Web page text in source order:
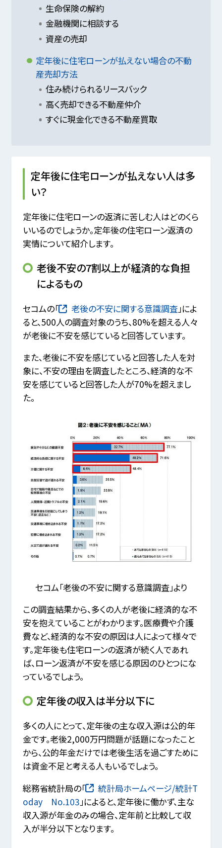
生命保険の解約
金融機関に相談する
資産の売却
定年後に住宅ローンが払えない場合の不動
産売却方法
住み続けられるリースバック
高く売却できる不動産仲介
すぐに現金化できる不動産買取
定年後に住宅ローンが払えない人は多
い？
定年後に住宅ローンの返済に苦しむ人はどのくら
いいるのでしょうか。定年後の住宅ローン返済の
実情について紹介します。
老後不安の7割以上が経済的な負担
によるもの
セコムの「 老後の不安に関する意識調査」によ
ると、500人の調査対象のうち、80%を超える人々
が老後に不安を感じていると回答しています。
また、老後に不安を感じていると回答した人を対
象に、不安の理由を調査したところ、経済的な不
安を感じていると回答した人が70%を超えまし
た。
セコム「老後の不安に関する意識調査」より
この調査結果から、多くの人が老後に経済的な不
安を抱えていることがわかります。医療費や介護
費など、経済的な不安の原因は人によって様々で
す。定年後も住宅ローンの返済が続く人であれ
ば、ローン返済が不安を感じる原因のひとつにな
っているでしょう。
定年後の収入は半分以下に
多くの人にとって、定年後の主な収入源は公的年
金です。老後2,000万円問題が話題になったこと
から、公的年金だけでは老後生活を過ごすために
は資金不足と考える人もいるでしょう。
総務省統計局の「
統計局ホームページ/統計T
oday No.103 」によると、定年後に働かず、主な
収入源が年金のみの場合、定年前と比較して収
入が半分以下となります。